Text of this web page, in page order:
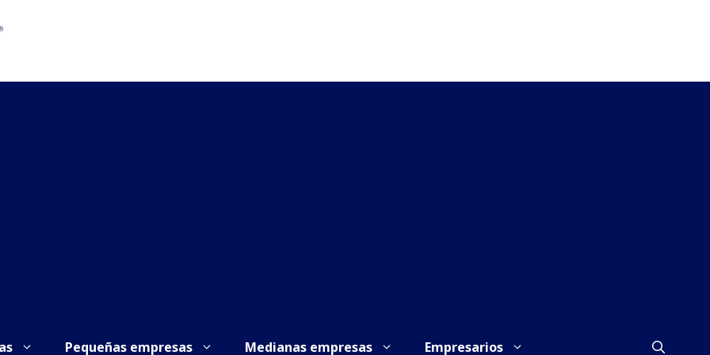
Pequeñas empresas Medianas empresas Empresarios